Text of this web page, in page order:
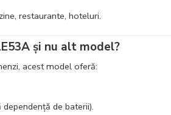
restaurante, hoteluri.
și nu alt model?
acest model oferă:
dependență de baterii).